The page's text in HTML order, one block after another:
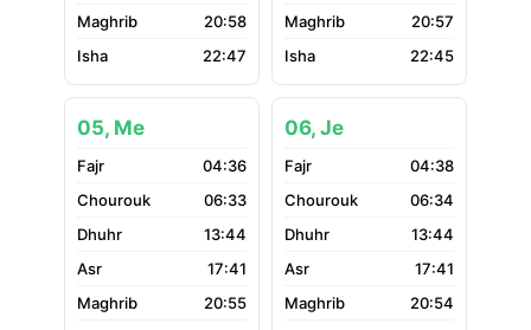
20:58
22:47
20:57
22:45
05, Me
04:36
06:33
13:44
17:41
20:55
06, Je
04:38
06:34
13:44
17:41
20:54